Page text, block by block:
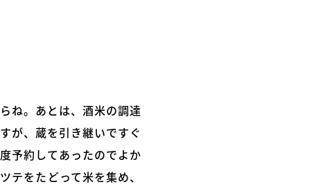
ね。あとは、酒米の調達
が、蔵を引き継いですぐ
予約してあったのでよか
をたどって米を集め、